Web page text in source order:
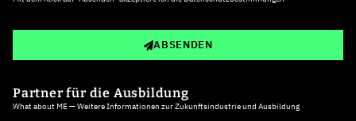
ABSENDEN
Partner für die Ausbildung
What about ME — Weitere Informationen zur Zukunftsindustrie und Ausbildung